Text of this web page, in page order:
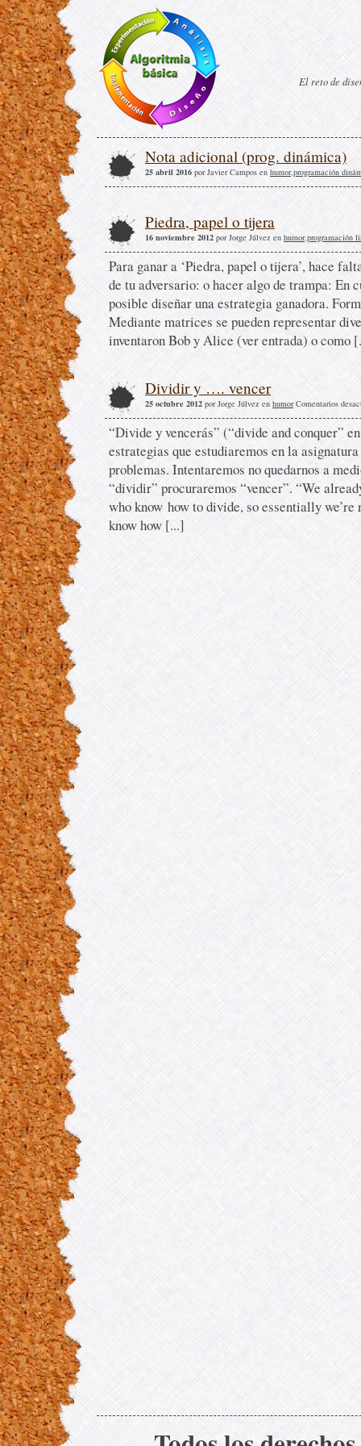
El reto de
Nota adicional (prog. dinámica)
25 abril 2016 por Javier Campos en humor,programación
Piedra, papel o tijera
16 noviembre 2012 por Jorge Júlvez en humor,programación
Para ganar a ‘Piedra, papel o tijera’, hace
de tu adversario: o hacer algo de trampa: En
posible diseñar una estrategia ganadora.
Mediante matrices se pueden representar
inventaron Bob y Alice (ver entrada) o como
Dividir y …. vencer
25 octubre 2012 por Jorge Júlvez en humor Comentarios
“Divide y vencerás” (“divide and conquer”
estrategias que estudiaremos en la
problemas. Intentaremos no quedarnos a
“dividir” procuraremos “vencer”. “We
who know how to divide, so essentially
know how [...]